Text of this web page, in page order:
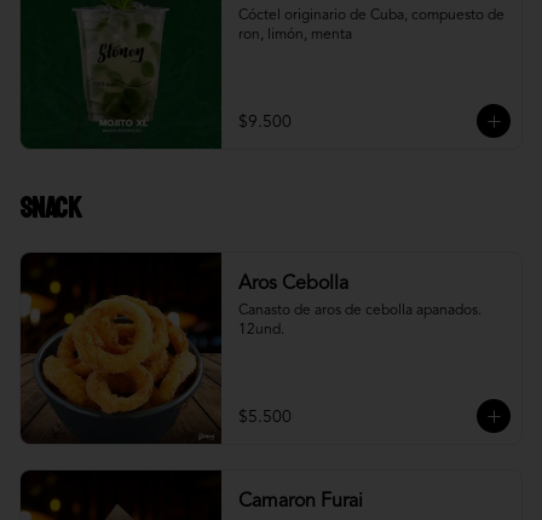
Cóctel originario de Cuba, compuesto de
ron, limón, menta
$9.500
Snack
Aros Cebolla
Canasto de aros de cebolla apanados.
12und.
$5.500
Camaron Furai